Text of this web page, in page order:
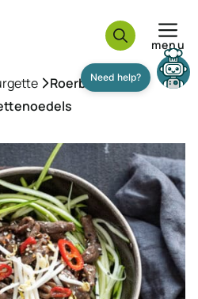
menu
»Roerbak Thaise